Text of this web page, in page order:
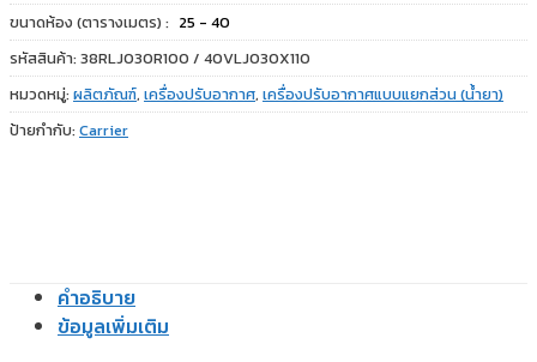
ขนาดห้อง (ตารางเมตร) : 25 - 40
รหัสสินค้า: 38RLJ030R100 / 40VLJ030X110
หมวดหมู่: ผลิตภัณฑ์, เครื่องปรับอากาศ, เครื่องปรับอากาศแบบแยกส่วน (น้ำยา)
ป้ายกำกับ: Carrier
คำอธิบาย
ข้อมูลเพิ่มเติม